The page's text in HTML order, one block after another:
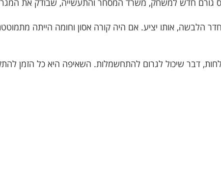
גורם חדש למשחק, משרד המסחר והתעשייה, שבודק את
כבר 40 שנה, אותה חומה, אותו חדר הלבשה, אותו יציע. אם היה קורה אסון וחומה הייתה
דבר שיכול לגרום להתחשמלות. השאיפה היא כל הזמן